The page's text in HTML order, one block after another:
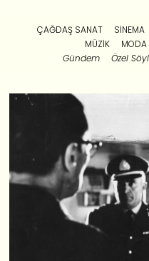
ÇAĞDAŞ SANAT SINEMA
MÜZIK
MODA
Gündem
Özel